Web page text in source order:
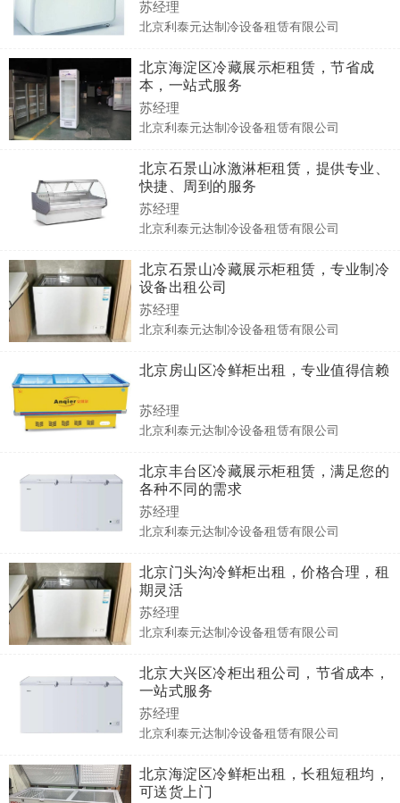
苏经理
北京利泰元达制冷设备租赁有限公司
北京海淀区冷藏展示柜租赁，节省成
本，一站式服务
苏经理
北京利泰元达制冷设备租赁有限公司
北京石景山冰激淋柜租赁，提供专业、
快捷、周到的服务
苏经理
北京利泰元达制冷设备租赁有限公司
北京石景山冷藏展示柜租赁，专业制冷
设备出租公司
苏经理
北京利泰元达制冷设备租赁有限公司
北京房山区冷鲜柜出租，专业值得信赖
苏经理
北京利泰元达制冷设备租赁有限公司
北京丰台区冷藏展示柜租赁，满足您的
各种不同的需求
苏经理
北京利泰元达制冷设备租赁有限公司
北京门头沟冷鲜柜出租，价格合理，租
期灵活
苏经理
北京利泰元达制冷设备租赁有限公司
北京大兴区冷柜出租公司，节省成本，
一站式服务
苏经理
北京利泰元达制冷设备租赁有限公司
北京海淀区冷鲜柜出租，长租短租均，
可送货上门